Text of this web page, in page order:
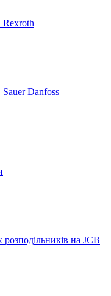
Rexroth
Sauer Danfoss
розподільників на JCB